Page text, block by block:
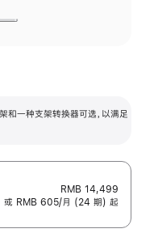
一种支架转换器可选，以满足
RMB 14,499
或 RMB 605/月 (24 期) 起